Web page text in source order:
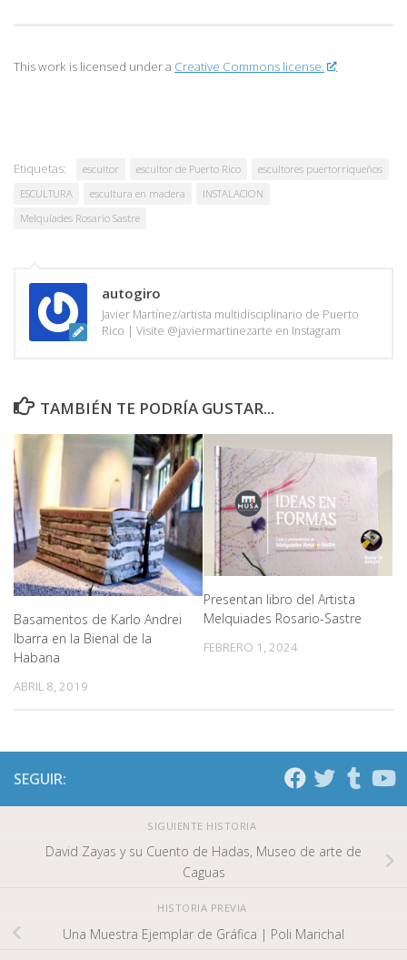
This work is licensed under a Creative Commons license.
Etiquetas: escultor escultor de Puerto Rico
escultores puertorriqueños
ESCULTURA
escultura en madera
INSTALACION
Melquíades Rosario Sastre
autogiro
Javier Martínez/artista multidisciplinario de Puerto
Rico | Visite @javiermartinezarte en Instagram
TAMBIÉN TE PODRÍA GUSTAR...
Basamentos de Karlo Andrei
Ibarra en la Bienal de la
Habana
ABRIL 8, 2019
Presentan libro del Artista
Melquiades Rosario-Sastre
FEBRERO 1, 2024
SEGUIR:
SIGUIENTE HISTORIA
David Zayas y su Cuento de Hadas, Museo de arte de
Caguas
HISTORIA PREVIA
Una Muestra Ejemplar de Gráfica | Poli Marichal